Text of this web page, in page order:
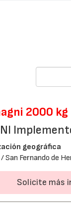
2000 kg
geográfica
San Fernando de
Solicite más